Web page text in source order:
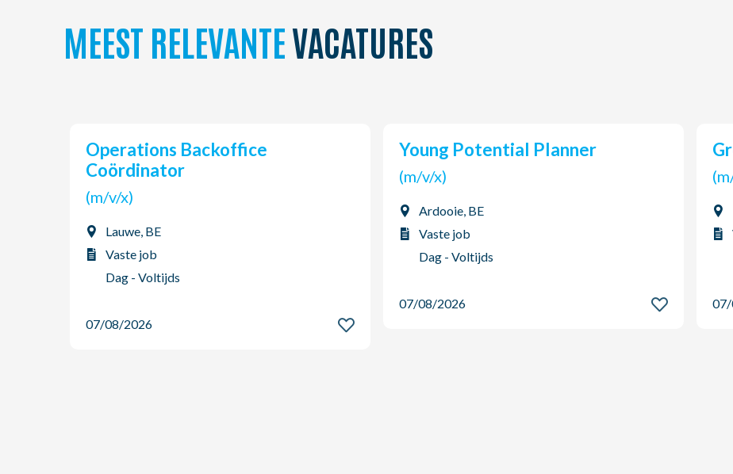
MEEST RELEVANTEVACATURES
Operations Backoffice
Coördinator
(m/v/x)
Lauwe, BE
Vaste job
Dag - Voltijds
07/08/2026
Young Potential Planner
(m/v/x)
Ardooie, BE
Vaste job
Dag - Voltijds
07/08/2026